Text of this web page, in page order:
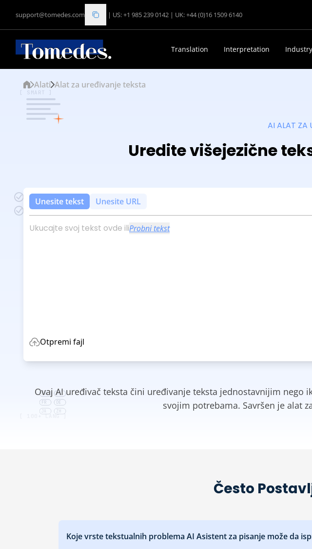
support@tomedes.com | US: +1 985 239 0142 | UK: +44 (0)16 1509 6140
Translation Interpretation Industry
[ SMART ]
[ 100+ LANG ]
EN
ES
FR
DE
JA
ZH
Alati Alat za uređivanje teksta
AI ALAT ZA
Uredite višejezične
Unesite tekst Unesite URL
Ukucajte svoj tekst ovde iliProbni tekst
Otpremi fajl
Ovaj AI uređivač teksta čini uređivanje teksta jednostavnijim
svojim potrebama. Savršen je alat
Često
Koje vrste tekstualnih problema AI Asistent za pisanje može da